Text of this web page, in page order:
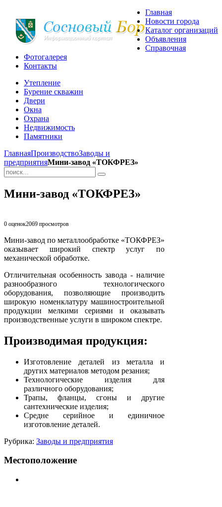
Главная
Новости города
Каталог организаций
Объявления
Справочная
Фотогалерея
Контакты
Утепление
Бурение скважин
Двери
Окна
Охрана
Недвижимость
Памятники
ГлавнаяПроизводствоЗаводы и
предприятияМини-завод «ТОКФРЕЗ»
Мини-завод «ТОКФРЕЗ»
0 оценок2069 просмотров
Мини-завод по металлообработке «ТОКФРЕЗ»
оказывает широкий спектр услуг по
механической обработке.
Отличительная особенность завода - наличие
разнообразного технологического
оборудования, позволяющие производить
широкую номенклатуру машиностроительной
продукции мелкими сериями и оказывать
производственные услуги в широком спектре.
Производимая продукция:
Изготовление деталей из металла и
других материалов методом резания;
Технологические изделия для
различного оборудования;
Трапы, фланцы, сгоны и другие
сантехнические изделия;
Средне серийное и единичное
изготовление деталей.
Рубрика: Заводы и предприятия
Местоположение